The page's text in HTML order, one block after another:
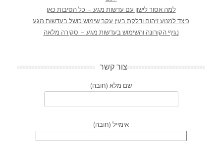
למה אסור לישון עם עדשות מגע – כל הסיבות כאן
כיצד למנוע זיהום ודלקת בעין עקב שימוש כושל בעדשות מגע
נגיף הקורונה והשימוש בעדשות מגע – סקירה מלאה
צור קשר
שם מלא (חובה)
אימייל (חובה)